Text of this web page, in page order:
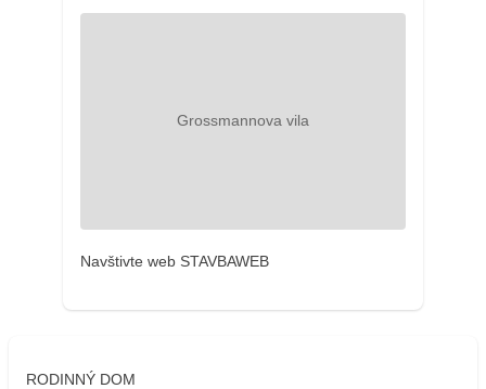
Navštivte web STAVBAWEB
RODINNÝ DOM